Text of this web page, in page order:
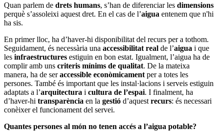
Quan parlem de drets humans, s’han de diferenciar les dimensions
perquè s’assoleixi aquest dret. En el cas de l’aigua entenem que n'hi
ha sis.
En primer lloc, ha d’haver-hi disponibilitat del recurs per a tothom.
Seguidament, és necessària una accessibilitat real de l’aigua i que
les infraestructures estiguin en bon estat. Igualment, l’aigua ha de
complir amb uns criteris mínims de qualitat. De la mateixa
manera, ha de seraccessible econòmicament per a totes les
persones. També és important que les instal·lacions i serveis estiguin
adaptats a l’arquitectura i cultura de l’espai. I finalment, ha
d’haver-hi transparència en la gestió d’aquest recurs: és necessari
conèixer el funcionament del servei.
Quantes persones al món no tenen accés a l’aigua potable?